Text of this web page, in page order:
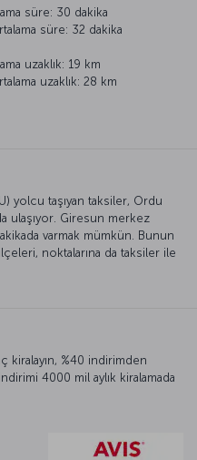
süre: 30 dakika
süre: 32 dakika
uzaklık: 19 km
uzaklık: 28 km
yolcu taşıyan taksiler, Ordu
ulaşıyor. Giresun merkez
varmak mümkün. Bunun
noktalarına da taksiler ile
kiralayın, %40 indirimden
4000 mil aylık kiralamada